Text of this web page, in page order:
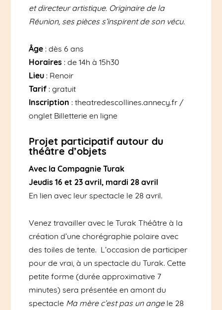
et directeur artistique. Originaire de la
Réunion, ses pièces s’inspirent de son vécu.
Âge: dès 6 ans
Horaires: de 14h à 15h30
Lieu: Renoir
Tarif: gratuit
Inscription : theatredescollines.annecy.fr /
onglet Billetterie en ligne
Projet participatif autour du
théâtre d’objets
Avec la Compagnie Turak
Jeudis 16 et 23 avril, mardi 28 avril
En lien avec leur spectacle le 28 avril.
Venez travailler avec le Turak Théâtre à la
création d’une chorégraphie polaire avec
des toiles de tente. L’occasion de participer
pour de vrai, à un spectacle du Turak. Cette
petite forme (durée approximative 7
minutes) sera présentée en amont du
spectacle Ma mère c’est pas un angele 28